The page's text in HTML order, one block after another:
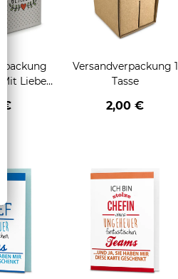
Liebe
€
Versandverpackung 1
Tasse
2,00 €